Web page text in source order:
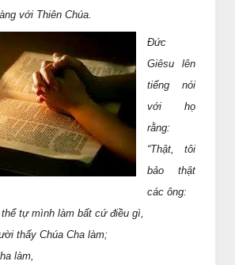
với Thiên Chúa.
Ðức
Giêsu lên
tiếng nói
với họ
rằng:
“Thật, tôi
bảo thật
các ông:
tự mình làm bất cứ điều gì,
thấy Chúa Cha làm;
làm,